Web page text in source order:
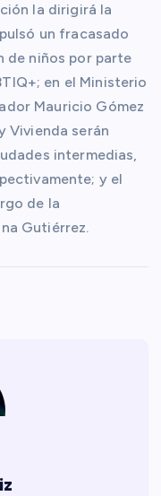
la dirigirá la
un fracasado
de niños por parte
en el Ministerio
Mauricio Gómez
Vivienda serán
intermedias,
y el
de la
Gutiérrez.